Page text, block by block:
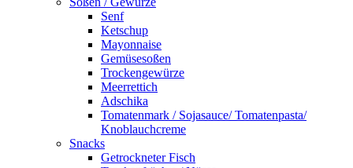
Senf
Ketschup
Mayonnaise
Gemüsesoßen
Trockengewürze
Meerrettich
Adschika
Tomatenmark / Sojasauce/ Tomatenpasta/
Knoblauchcreme
Snacks
Getrockneter Fisch